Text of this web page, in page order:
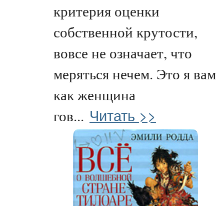
критерия оценки
собственной крутости,
вовсе не означает, что
меряться нечем. Это я вам
как женщина
гов... Читать >>